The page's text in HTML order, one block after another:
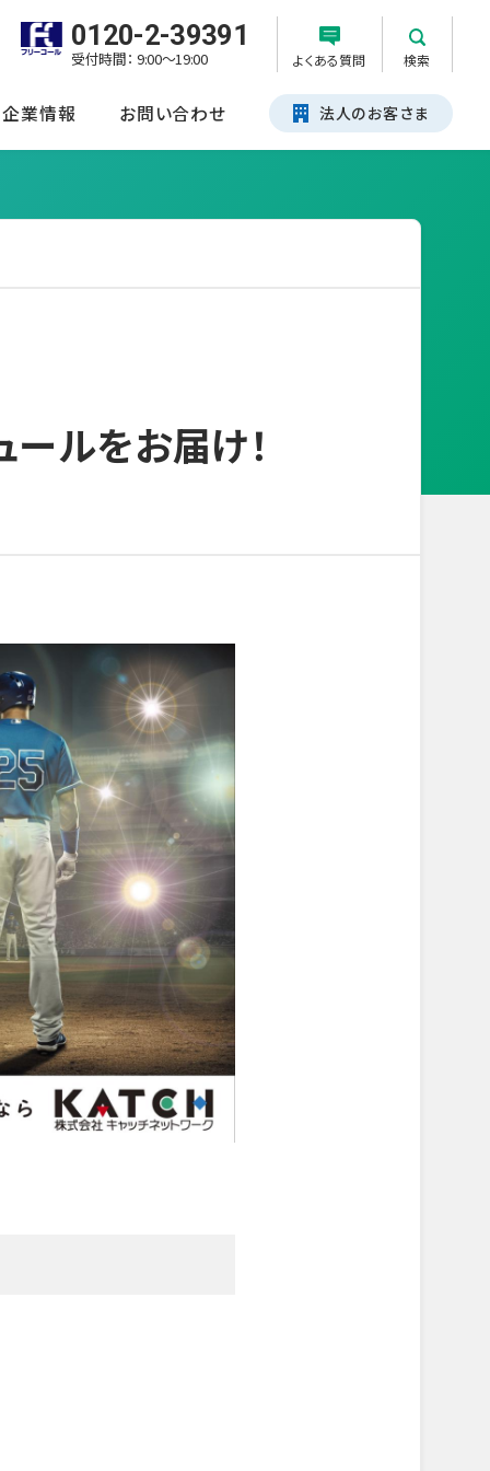
0120-2-39391
受付時間： 9:00～19:00 よくある質問 検索
企業情報 お問い合わせ 法人のお客さま
ルをお届け！